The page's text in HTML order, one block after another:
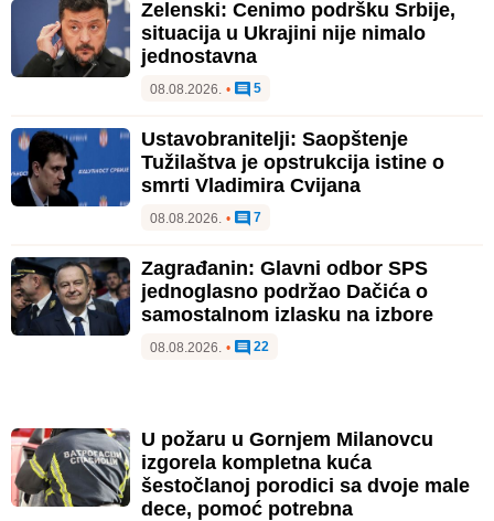
Zelenski: Cenimo podršku Srbije,
situacija u Ukrajini nije nimalo
jednostavna
08.08.2026. • 5
Ustavobranitelji: Saopštenje
Tužilaštva je opstrukcija istine o
smrti Vladimira Cvijana
08.08.2026. • 7
Zagrađanin: Glavni odbor SPS
jednoglasno podržao Dačića o
samostalnom izlasku na izbore
08.08.2026. • 22
U požaru u Gornjem Milanovcu
izgorela kompletna kuća
šestočlanoj porodici sa dvoje male
dece, pomoć potrebna